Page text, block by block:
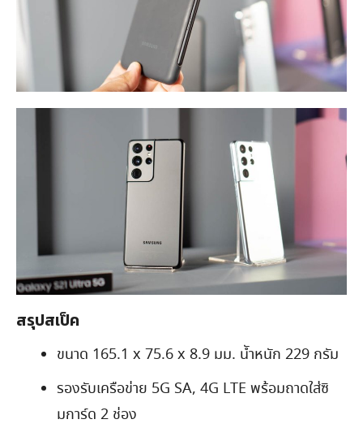
สรุปสเป็ค
ขนาด 165.1 x 75.6 x 8.9 มม. นัำหนัก 229 กรัม
รองรับเครือข่าย 5G SA, 4G LTE พร้อมถาดใส่ซิ
มการ์ด 2 ช่อง